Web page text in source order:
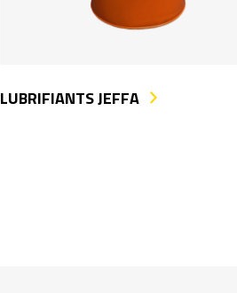
LUBRIFIANTS JEFFA